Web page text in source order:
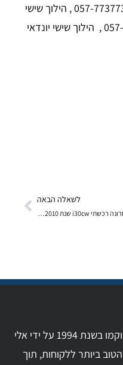
הילוך שישי יונדאי ת"א -אהרון 057-7737734 , הילוך שישי
, הילוך שישי יונדאי
לשאלה הבאה
מרכזי השירות הילוך שישי יונדאי הוקמו בשנת 1994 על ידי אלי
ביותר ללקוחות, תוך